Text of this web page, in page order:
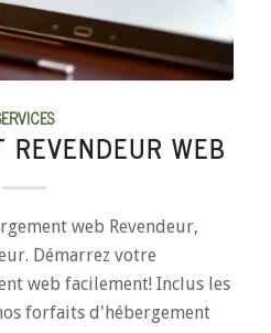
REVENDEUR WEB
web Revendeur,
Démarrez votre
web facilement! Inclus les
forfaits d'hébergement